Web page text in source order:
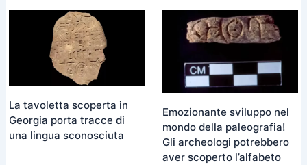
La tavoletta scoperta in
Georgia porta tracce di
una lingua sconosciuta
Emozionante sviluppo nel
mondo della paleografia!
Gli archeologi potrebbero
aver scoperto l’alfabeto